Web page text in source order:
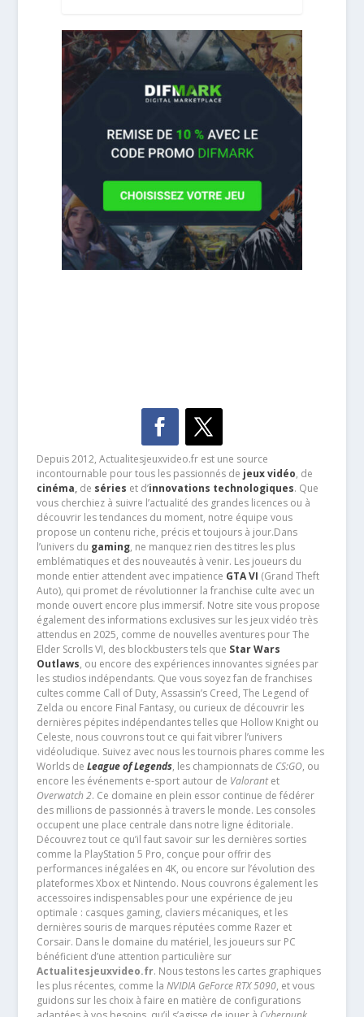
Depuis 2012, Actualitesjeuxvideo.fr est une source
incontournable pour tous les passionnés de jeux vidéo, de
cinéma,de séries et d’innovations technologiques. Que
vous cherchiez à suivre l’actualité des grandes licences ou à
découvrir les tendances du moment, notre équipe vous
propose un contenu riche, précis et toujours à jour.Dans
l’univers du gaming, ne manquez rien des titres les plus
emblématiques et des nouveautés à venir. Les joueurs du
monde entier attendent avec impatience GTA VI (Grand Theft
Auto), qui promet de révolutionner la franchise culte avec un
monde ouvert encore plus immersif. Notre site vous propose
également des informations exclusives sur les jeux vidéo très
attendus en 2025, comme de nouvelles aventures pour The
Elder Scrolls VI, des blockbusters tels que Star Wars
Outlaws, ou encore des expériences innovantes signées par
les studios indépendants. Que vous soyez fan de franchises
cultes comme Call of Duty, Assassin’s Creed, The Legend of
Zelda ou encore Final Fantasy, ou curieux de découvrir les
dernières pépites indépendantes telles que Hollow Knight ou
Celeste, nous couvrons tout ce qui fait vibrer l’univers
vidéoludique. Suivez avec nous les tournois phares comme les
Worlds de League of Legends, les championnats de CS:GO, ou
encore les événements e-sport autour de Valorantet
Overwatch 2. Ce domaine en plein essor continue de fédérer
des millions de passionnés à travers le monde. Les consoles
occupent une place centrale dans notre ligne éditoriale.
Découvrez tout ce qu’il faut savoir sur les dernières sorties
comme la PlayStation 5 Pro, conçue pour offrir des
performances inégalées en 4K, ou encore sur l’évolution des
plateformes Xbox et Nintendo. Nous couvrons également les
accessoires indispensables pour une expérience de jeu
optimale : casques gaming, claviers mécaniques, et les
dernières souris de marques réputées comme Razer et
Corsair. Dans le domaine du matériel, les joueurs sur PC
bénéficient d’une attention particulière sur
Actualitesjeuxvideo.fr. Nous testons les cartes graphiques
les plus récentes, comme la NVIDIA GeForce RTX 5090, et vous
guidons sur les choix à faire en matière de configurations